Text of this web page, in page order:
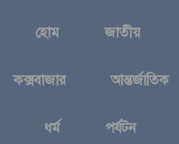
হোম জাতীয়
কক্সবাজার আন্তর্জাতিক
ধর্ম পর্যটন